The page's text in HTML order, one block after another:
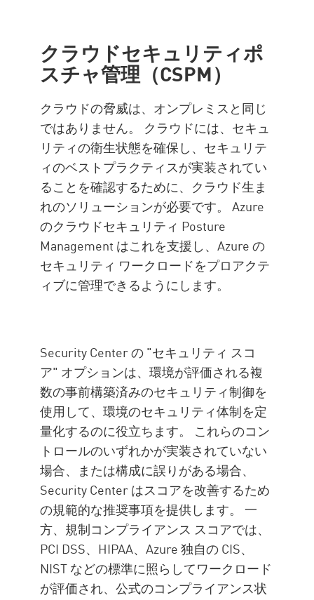
クラウドセキュリティポ
スチャ管理（CSPM）
クラウドの脅威は、オンプレミスと同じ
ではありません。 クラウドには、セキュ
リティの衛生状態を確保し、セキュリテ
ィのベストプラクティスが実装されてい
ることを確認するために、クラウド生ま
れのソリューションが必要です。 Azure
のクラウドセキュリティ Posture
Management はこれを支援し、Azure の
セキュリティ ワークロードをプロアクテ
ィブに管理できるようにします。
Security Center の "セキュリティ スコ
ア" オプションは、環境が評価される複
数の事前構築済みのセキュリティ制御を
使用して、環境のセキュリティ体制を定
量化するのに役立ちます。 これらのコン
トロールのいずれかが実装されていない
場合、または構成に誤りがある場合、
Security Center はスコアを改善するため
の規範的な推奨事項を提供します。 一
方、規制コンプライアンス スコアでは、
PCI DSS、HIPAA、Azure 独自の CIS、
NIST などの標準に照らしてワークロード
が評価され、公式のコンプライアンス状